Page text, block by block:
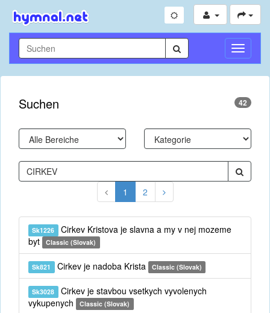
Suchen 42
1 2
Sk1226 Cirkev Kristova je slavna a my v nej mozeme
byt
Classic (Slovak)
Sk821 Cirkev je nadoba Krista Classic (Slovak)
Sk3028 Cirkev je stavbou vsetkych vyvolenych
vykupenych
Classic (Slovak)